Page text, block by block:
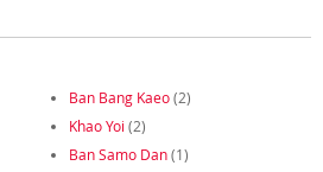
Ban Bang Kaeo(2)
Khao Yoi (2)
Ban Samo Dan(1)